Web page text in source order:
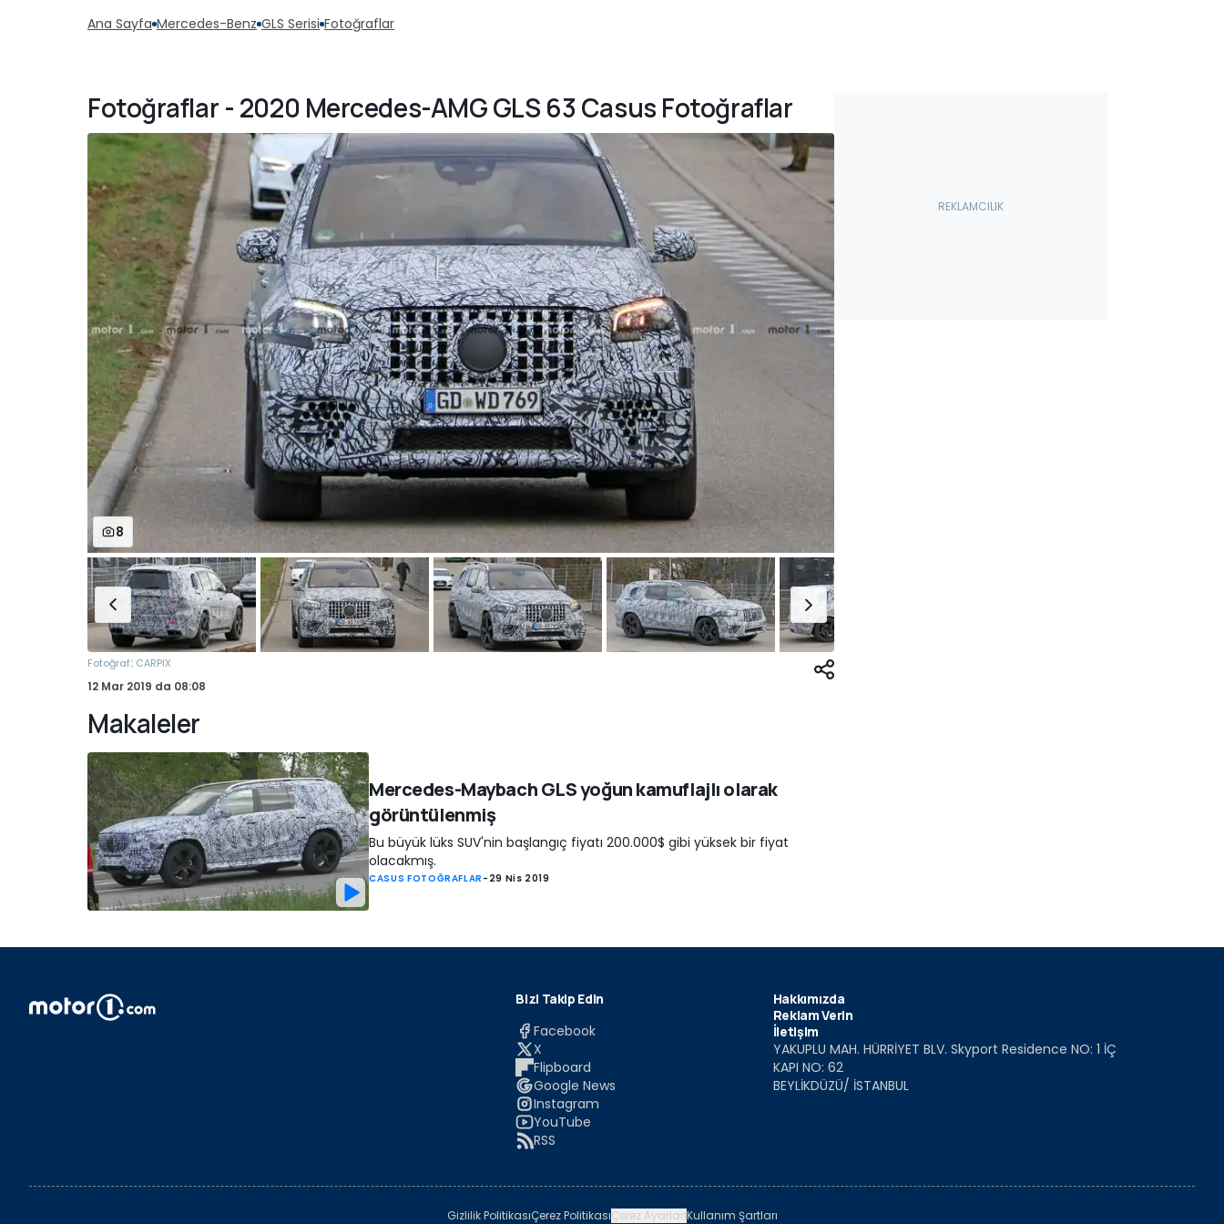
Ana Sayfa Mercedes-Benz GLS Serisi Fotoğraflar
Fotoğraflar - 2020 Mercedes-AMG GLS 63 Casus Fotoğraflar
8
Fotoğraf: CARPIX
12 Mar 2019 da 08:08
Makaleler
Mercedes-Maybach GLS yoğun kamuflajlı olarak
görüntülenmiş
Bu büyük lüks SUV'nin başlangıç fiyatı 200.000$ gibi yüksek bir fiyat
olacakmış.
CASUS FOTOĞRAFLAR - 29 Nis 2019
Bizi Takip Edin
Facebook
X
Flipboard
Google News
Instagram
YouTube
RSS
Hakkımızda
Reklam Verin
İletişim
YAKUPLU MAH. HÜRRİYET BLV. Skyport Residence NO: 1 İÇ
KAPI NO: 62
BEYLİKDÜZÜ/ İSTANBUL
Gizlilik PolitikasıÇerez PolitikasıÇerez AyarlarıKullanım Şartları